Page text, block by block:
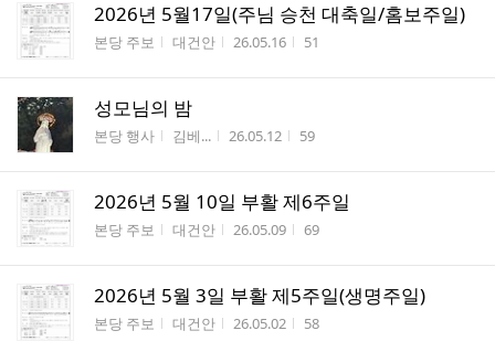
2026년 5월17일(주님 승천 대축일/홈보주일)
게시판명
본당 주보 작성자
대건안 작성시간
26.05.16 조회수
51
성모님의 밤
게시판명
본당 행사 작성자
김베... 작성시간
26.05.12 조회수
59
2026년 5월 10일 부활 제6주일
게시판명
본당 주보 작성자
대건안 작성시간
26.05.09 조회수
69
2026년 5월 3일 부활 제5주일(생명주일)
게시판명
본당 주보 작성자
대건안 작성시간
26.05.02 조회수
58